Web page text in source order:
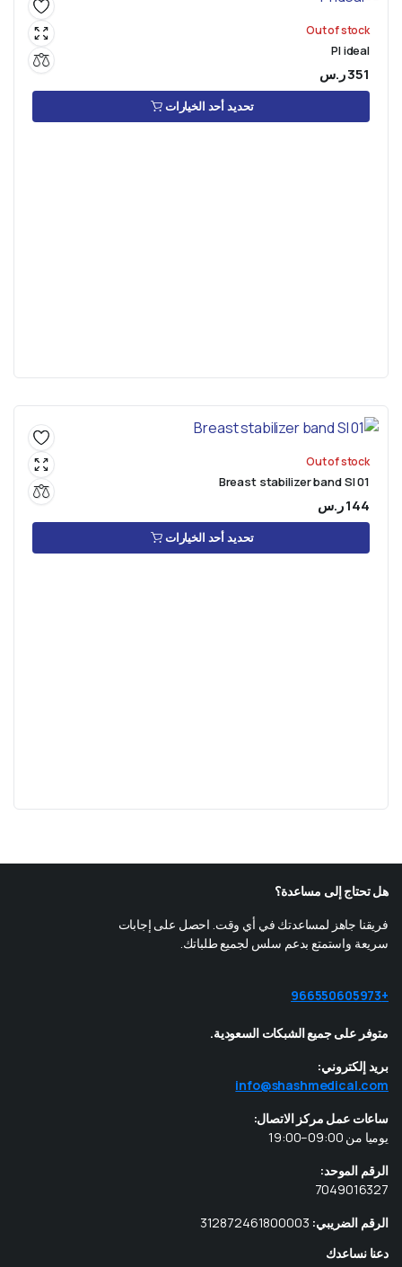
Out of stock
PI ideal
351ر.س
تحديد أحد الخيارات
Out of stock
Breast stabilizer band SI 01
144ر.س
تحديد أحد الخيارات
هل تحتاج إلى مساعدة؟
فريقنا جاهز لمساعدتك في أي وقت. احصل على إجابات
سريعة واستمتع بدعم سلس لجميع طلباتك.
+966550605973
متوفر على جميع الشبكات السعودية.
بريد إلكتروني:
info@shashmedical.com
ساعات عمل مركز الاتصال:
يوميا من 09:00–19:00
الرقم الموحد:
7049016327
الرقم الضريبي:
دعنا نساعدك